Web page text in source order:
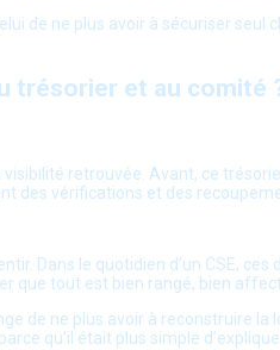
de ne plus avoir à sécuriser
trésorier et au comité
retrouvée. Avant, ce
des vérifications et des
Dans le quotidien d’un CSE,
que tout est bien rangé, bien
de ne plus avoir à reconstruire
qu’il était plus simple